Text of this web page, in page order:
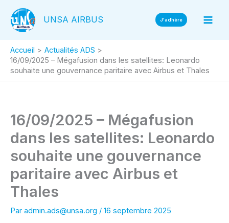
contenu
UNSA AIRBUS J'adhère
Accueil
Actualités ADS
16/09/2025 – Mégafusion dans les satellites: Leonardo
souhaite une gouvernance paritaire avec Airbus et Thales
16/09/2025 – Mégafusion
dans les satellites: Leonardo
souhaite une gouvernance
paritaire avec Airbus et
Thales
Par admin.ads@unsa.org / 16 septembre 2025